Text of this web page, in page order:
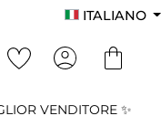
ITALIANO
VENDITORE ✨